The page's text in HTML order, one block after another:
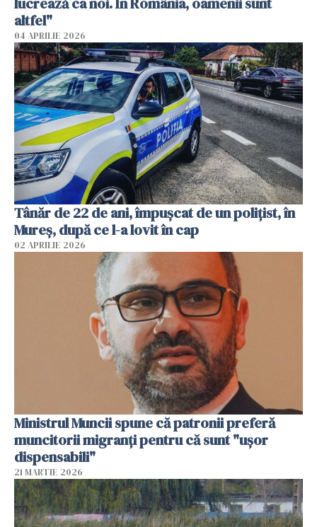
altfel"
04 APRILIE 2026
Tânăr de 22 de ani, împușcat de un polițist, în
Mureș, după ce l-a lovit în cap
02 APRILIE 2026
Ministrul Muncii spune că patronii preferă
muncitorii migranți pentru că sunt "uşor
dispensabili"
21 MARTIE 2026